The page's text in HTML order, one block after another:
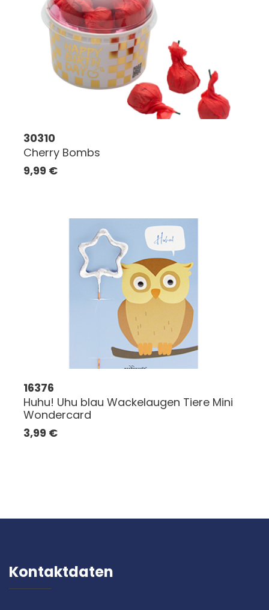
30310
Cherry Bombs
9,99 €
16376
Huhu! Uhu blau Wackelaugen Tiere Mini
Wondercard
3,99 €
Kontaktdaten